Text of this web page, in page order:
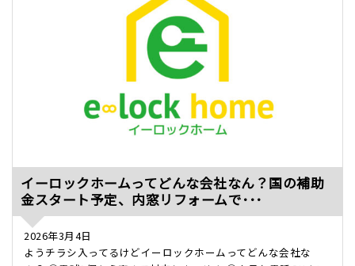
イーロックホームってどんな会社なん？国の補助
金スタート予定、内窓リフォームで･･･
2026年3月4日
ようチラシ入ってるけどイーロックホームってどんな会社な